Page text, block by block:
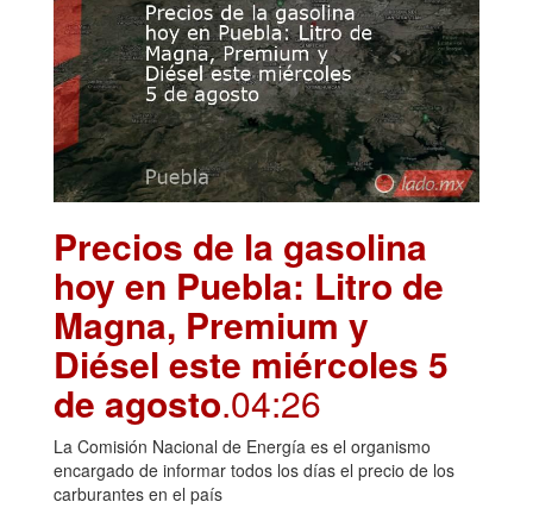
Precios de la gasolina
hoy en Puebla: Litro de
Magna, Premium y
Diésel este miércoles 5
de agosto.04:26
La Comisión Nacional de Energía es el organismo
encargado de informar todos los días el precio de los
carburantes en el país